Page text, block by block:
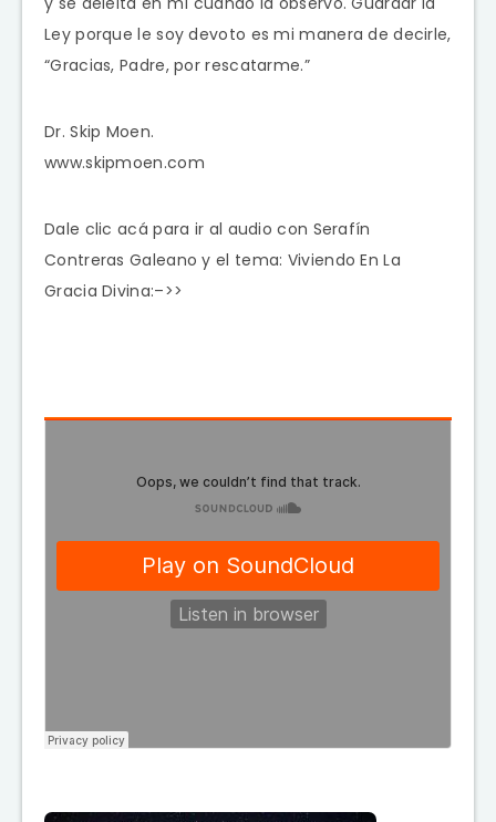
Ley porque le soy devoto es mi manera de decirle,
“Gracias, Padre, por rescatarme.”
Dr. Skip Moen.
www.skipmoen.com
Dale clic acá para ir al audio con Serafín
Contreras Galeano y el tema: Viviendo En La
Gracia Divina:–>>